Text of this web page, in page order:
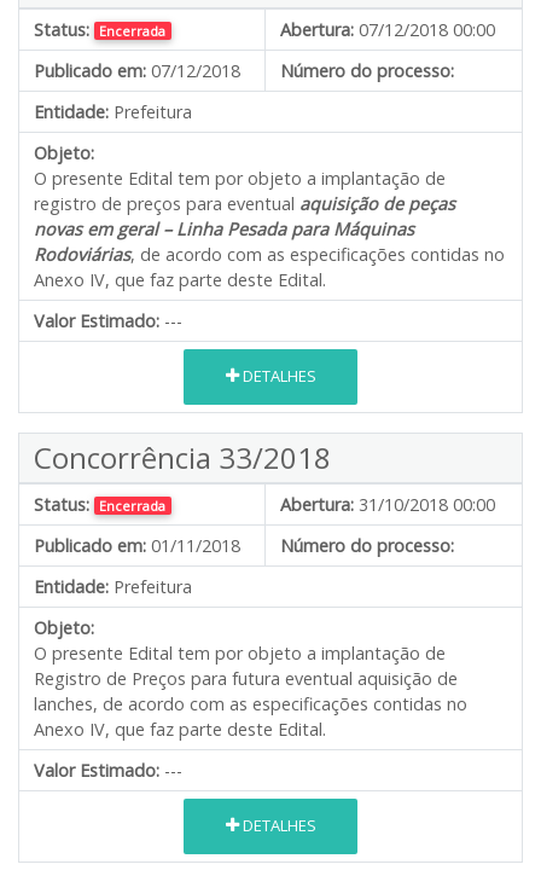
Status: Encerrada Abertura: 07/12/2018 00:00
Publicado em: 07/12/2018
Número do processo:
Entidade: Prefeitura
Objeto:
O presente Edital tem por objeto a implantação de
registro de preços para eventual aquisição de peças
novas em geral – Linha Pesada para Máquinas
Rodoviárias, de acordo com as especificações contidas no
Anexo IV, que faz parte deste Edital.
Valor Estimado: ---
DETALHES
Concorrência 33/2018
Status: Encerrada Abertura: 31/10/2018 00:00
Publicado em: 01/11/2018
Número do processo:
Entidade: Prefeitura
Objeto:
O presente Edital tem por objeto a implantação de
Registro de Preços para futura eventual aquisição de
lanches, de acordo com as especificações contidas no
Anexo IV, que faz parte deste Edital.
Valor Estimado: ---
DETALHES